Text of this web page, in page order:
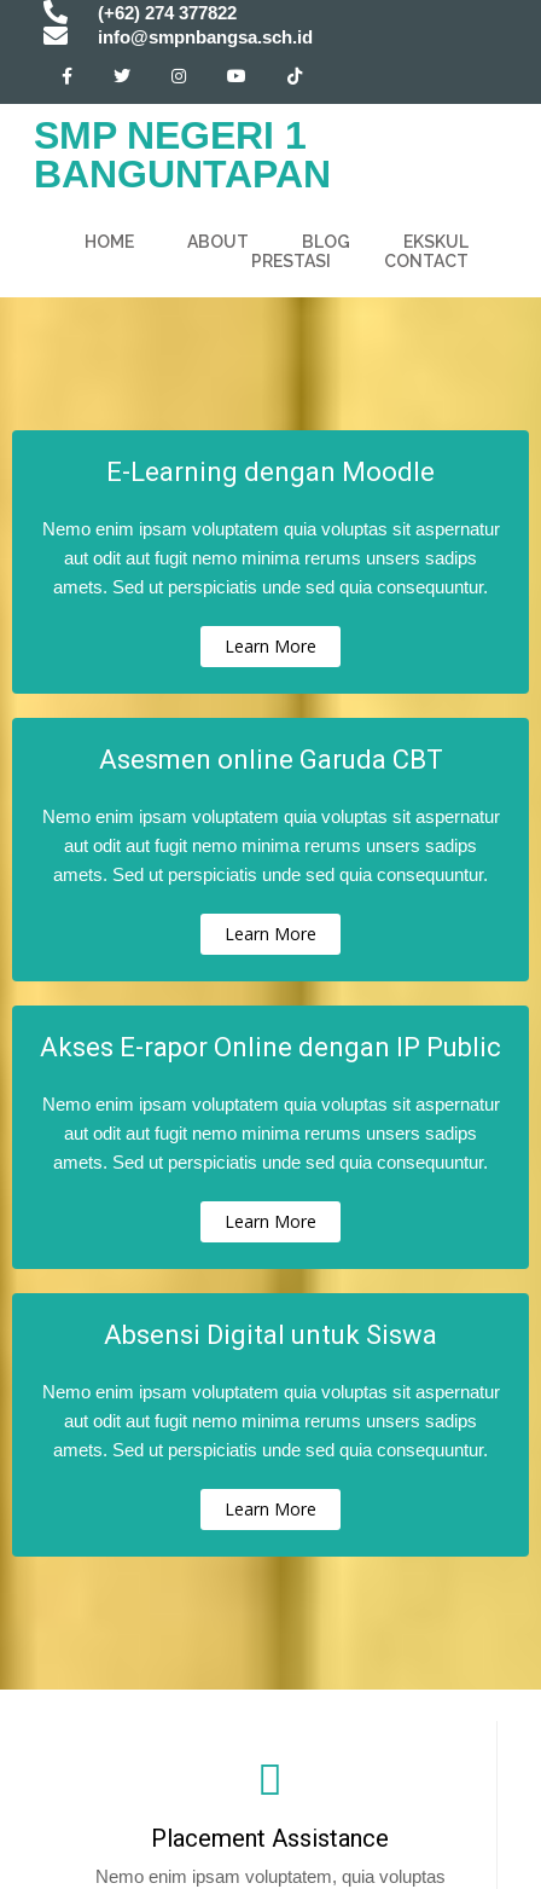
(+62) 274 377822
info@smpnbangsa.sch.id
SMP NEGERI 1
BANGUNTAPAN
HOME ABOUT BLOG
EKSKUL
PRESTASI
CONTACT
E-Learning dengan Moodle
Nemo enim ipsam voluptatem quia voluptas sit aspernatur
aut odit aut fugit nemo minima rerums unsers sadips
amets. Sed ut perspiciatis unde sed quia consequuntur.
Learn More
Asesmen online Garuda CBT
Nemo enim ipsam voluptatem quia voluptas sit aspernatur
aut odit aut fugit nemo minima rerums unsers sadips
amets. Sed ut perspiciatis unde sed quia consequuntur.
Learn More
Akses E-rapor Online dengan IP Public
Nemo enim ipsam voluptatem quia voluptas sit aspernatur
aut odit aut fugit nemo minima rerums unsers sadips
amets. Sed ut perspiciatis unde sed quia consequuntur.
Learn More
Absensi Digital untuk Siswa
Nemo enim ipsam voluptatem quia voluptas sit aspernatur
aut odit aut fugit nemo minima rerums unsers sadips
amets. Sed ut perspiciatis unde sed quia consequuntur.
Learn More
Placement Assistance
Nemo enim ipsam voluptatem, quia voluptas